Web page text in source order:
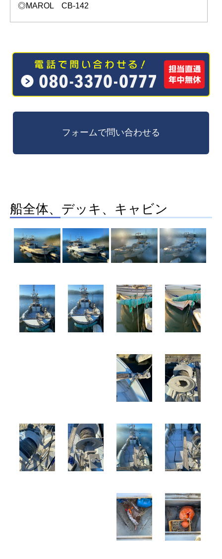
◎MAROL CB-142
船全体、デッキ、キャビン